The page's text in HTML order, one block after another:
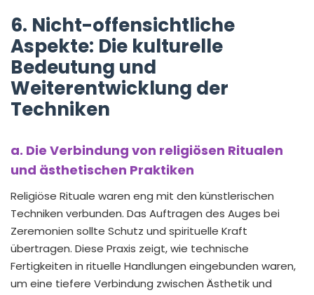
6. Nicht-offensichtliche
Aspekte: Die kulturelle
Bedeutung und
Weiterentwicklung der
Techniken
a. Die Verbindung von religiösen Ritualen
und ästhetischen Praktiken
Religiöse Rituale waren eng mit den künstlerischen
Techniken verbunden. Das Auftragen des Auges bei
Zeremonien sollte Schutz und spirituelle Kraft
übertragen. Diese Praxis zeigt, wie technische
Fertigkeiten in rituelle Handlungen eingebunden waren,
um eine tiefere Verbindung zwischen Ästhetik und